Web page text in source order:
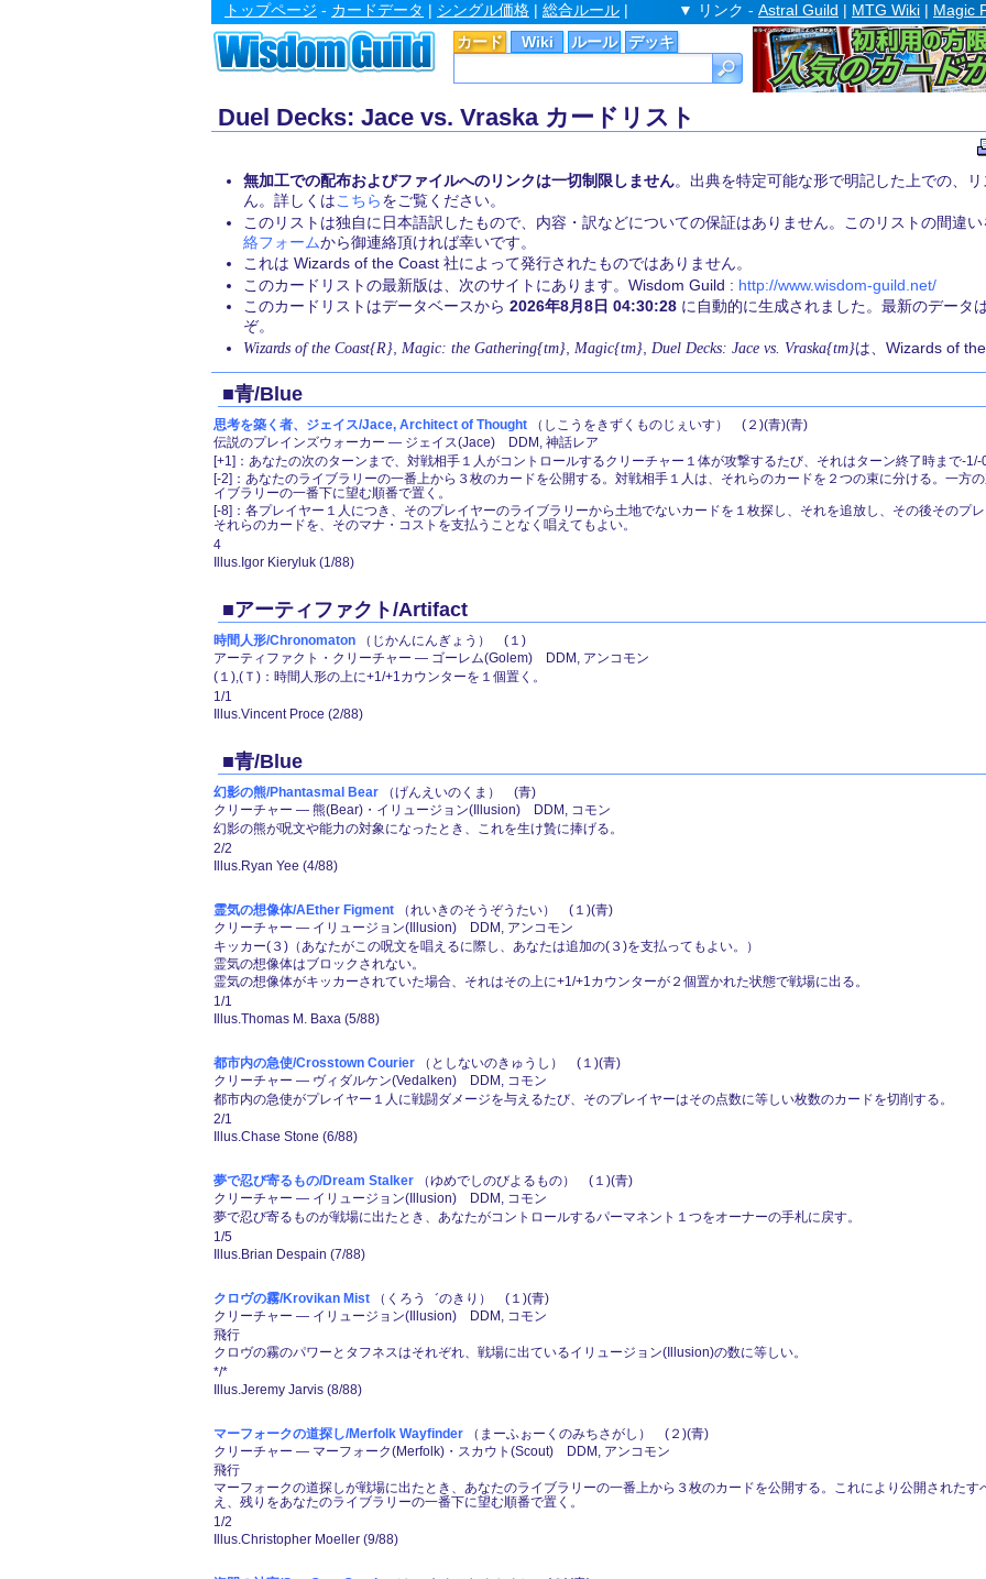
カード Wiki ルール デッキ
トップページ - カードデータ | シングル価格 | 総合ルール | ▼ リンク - Astral Guild | MTG Wiki | Magic
Duel Decks: Jace vs. Vraska カードリスト
無加工での配布およびファイルへのリンクは一切制限しません。出典を特定可能な形で明記した上での、
ん。詳しくはこちらをご覧ください。
このリストは独自に日本語訳したもので、内容・訳などについての保証はありません。このリストの間違い
絡フォームから御連絡頂ければ幸いです。
これは Wizards of the Coast 社によって発行されたものではありません。
このカードリストの最新版は、次のサイトにあります。Wisdom Guild : http://www.wisdom-guild.net/
このカードリストはデータベースから 2026年8月8日 04:30:28に自動的に生成されました。最新のデータ
ぞ。
Wizards of the Coast{R}, Magic: the Gathering{tm}, Magic{tm}, Duel Decks: Jace vs. Vraska{tm}は、Wizards of
■青/Blue
思考を築く者、ジェイス/Jace, Architect of Thought （しこうをきずくものじぇいす） (２)(青)(青)
伝説のプレインズウォーカー ― ジェイス(Jace) DDM, 神話レア
[+1]：あなたの次のターンまで、対戦相手１人がコントロールするクリーチャー１体が攻撃するたび、それはターン終了時まで-1/-
[-2]：あなたのライブラリーの一番上から３枚のカードを公開する。対戦相手１人は、それらのカードを２つの束に分ける。一方
イブラリーの一番下に望む順番で置く。
[-8]：各プレイヤー１人につき、そのプレイヤーのライブラリーから土地でないカードを１枚探し、それを追放し、その後そのプ
それらのカードを、そのマナ・コストを支払うことなく唱えてもよい。
4
Illus.Igor Kieryluk (1/88)
■アーティファクト/Artifact
時間人形/Chronomaton （じかんにんぎょう） (１)
アーティファクト・クリーチャー ― ゴーレム(Golem) DDM, アンコモン
(１),(Ｔ)：時間人形の上に+1/+1カウンターを１個置く。
1/1
Illus.Vincent Proce (2/88)
■青/Blue
幻影の熊/Phantasmal Bear （げんえいのくま） (青)
クリーチャー ― 熊(Bear)・イリュージョン(Illusion) DDM, コモン
幻影の熊が呪文や能力の対象になったとき、これを生け贄に捧げる。
2/2
Illus.Ryan Yee (4/88)
霊気の想像体/AEther Figment （れいきのそうぞうたい） (１)(青)
クリーチャー ― イリュージョン(Illusion) DDM, アンコモン
キッカー(３)（あなたがこの呪文を唱えるに際し、あなたは追加の(３)を支払ってもよい。）
霊気の想像体はブロックされない。
霊気の想像体がキッカーされていた場合、それはその上に+1/+1カウンターが２個置かれた状態で戦場に出る。
1/1
Illus.Thomas M. Baxa (5/88)
都市内の急使/Crosstown Courier （としないのきゅうし） (１)(青)
クリーチャー ― ヴィダルケン(Vedalken) DDM, コモン
都市内の急使がプレイヤー１人に戦闘ダメージを与えるたび、そのプレイヤーはその点数に等しい枚数のカードを切削する。
2/1
Illus.Chase Stone (6/88)
夢で忍び寄るもの/Dream Stalker （ゆめでしのびよるもの） (１)(青)
クリーチャー ― イリュージョン(Illusion) DDM, コモン
夢で忍び寄るものが戦場に出たとき、あなたがコントロールするパーマネント１つをオーナーの手札に戻す。
1/5
Illus.Brian Despain (7/88)
クロヴの霧/Krovikan Mist （くろう゛のきり） (１)(青)
クリーチャー ― イリュージョン(Illusion) DDM, コモン
飛行
クロヴの霧のパワーとタフネスはそれぞれ、戦場に出ているイリュージョン(Illusion)の数に等しい。
*/*
Illus.Jeremy Jarvis (8/88)
マーフォークの道探し/Merfolk Wayfinder （まーふぉーくのみちさがし） (２)(青)
クリーチャー ― マーフォーク(Merfolk)・スカウト(Scout) DDM, アンコモン
飛行
マーフォークの道探しが戦場に出たとき、あなたのライブラリーの一番上から３枚のカードを公開する。これにより公開された
え、残りをあなたのライブラリーの一番下に望む順番で置く。
1/2
Illus.Christopher Moeller (9/88)